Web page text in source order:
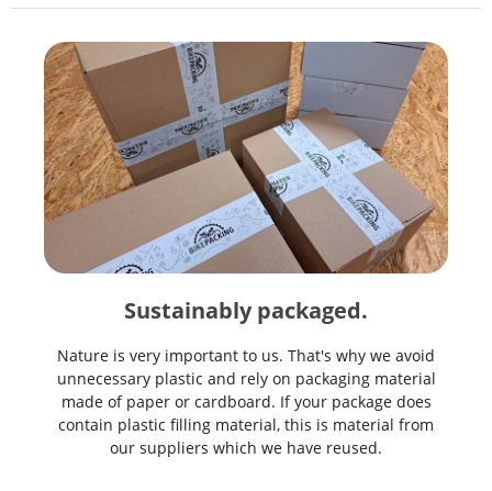
Sustainably packaged.
Nature is very important to us. That's why we avoid
unnecessary plastic and rely on packaging material
made of paper or cardboard. If your package does
contain plastic filling material, this is material from
our suppliers which we have reused.